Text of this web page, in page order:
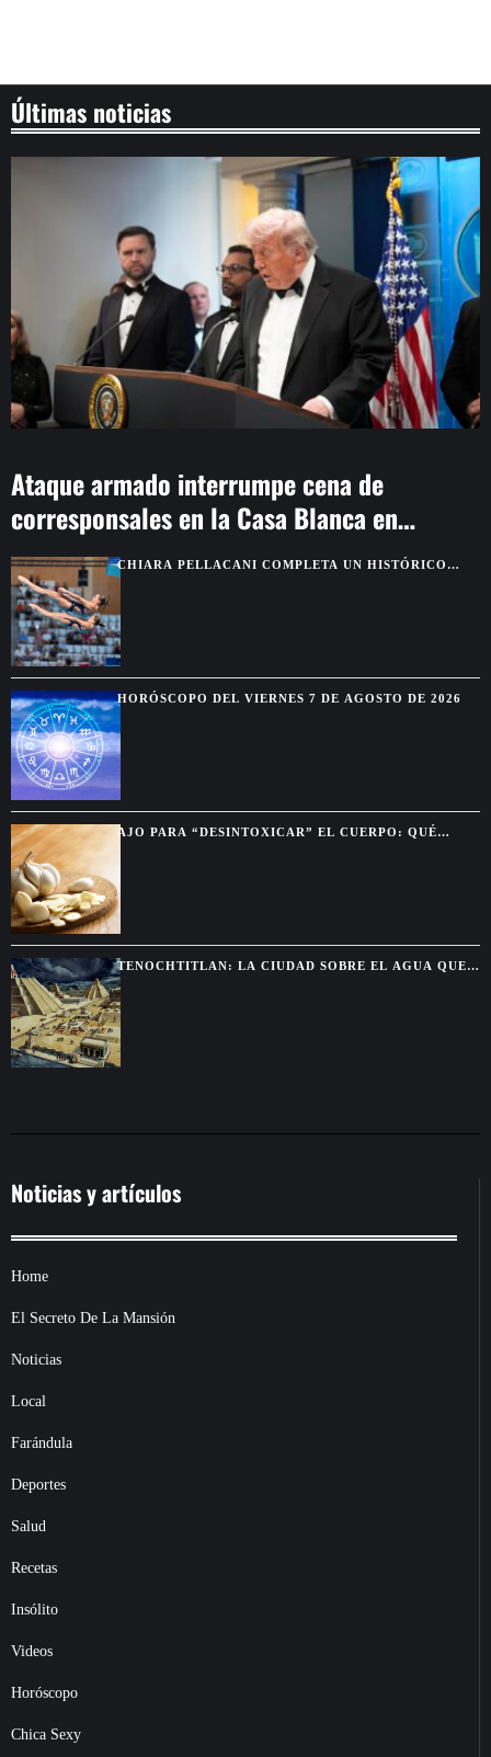
Últimas noticias
Ataque armado interrumpe cena de
corresponsales en la Casa Blanca en
WashingtonCHIARA PELLACANI COMPLETA UN HISTÓRICO
PLENO DE CINCO OROS EN LOS EUROPEOS DE
HORÓSCOPO DEL VIERNES 7 DE AGOSTO DE 2026
AJO PARA “DESINTOXICAR” EL CUERPO: QUÉ
TENOCHTITLAN: LA CIUDAD SOBRE EL AGUA QUE
DEJÓ SIN PALABRAS A LOS CONQUISTADORES
Noticias y artículos
Home
El Secreto De La Mansión
Noticias
Local
Farándula
Deportes
Salud
Recetas
Insólito
Videos
Horóscopo
Chica Sexy